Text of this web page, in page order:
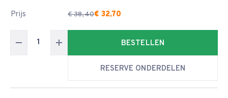
Prijs € 38,40€ 32,70
BESTELLEN
RESERVE ONDERDELEN